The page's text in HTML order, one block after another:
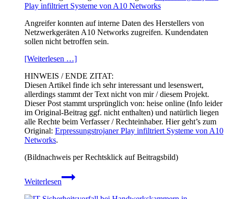
Play infiltriert Systeme von A10 Networks
Angreifer konnten auf interne Daten des Herstellers von
Netzwerkgeräten A10 Networks zugreifen. Kundendaten
sollen nicht betroffen sein.
[Weiterlesen …]
HINWEIS / ENDE ZITAT:
Diesen Artikel finde ich sehr interessant und lesenswert,
allerdings stammt der Text nicht von mir / diesem Projekt.
Dieser Post stammt ursprünglich von: heise online (Info leider
im Original-Beitrag ggf. nicht enthalten) und natürlich liegen
alle Rechte beim Verfasser / Rechteinhaber. Hier geht’s zum
Original: Erpressungstrojaner Play infiltriert Systeme von A10
Networks.
(Bildnachweis per Rechtsklick auf Beitragsbild)
Weiterlesen
Erpressungstrojaner
Play